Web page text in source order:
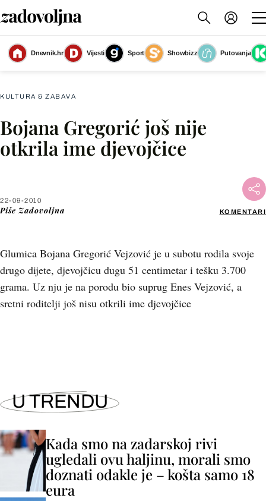
Dnevnik.hr Vijesti Sport Showbizz
Putovanja
Slika nije dostupna
KULTURA & ZABAVA
Bojana Gregorić još nije
otkrila ime djevojčice
22-09-2010
Piše Zadovoljna KOMENTARI
Glumica Bojana Gregorić Vejzović je u subotu rodila svoje
drugo dijete, djevojčicu dugu 51 centimetar i tešku 3.700
grama. Uz nju je na porodu bio suprug Enes Vejzović, a
sretni roditelji još nisu otkrili ime djevojčice
Facebook
U TRENDU
Kada smo na zadarskoj rivi
ugledali ovu haljinu, morali smo
doznati odakle je – košta samo 18
eura